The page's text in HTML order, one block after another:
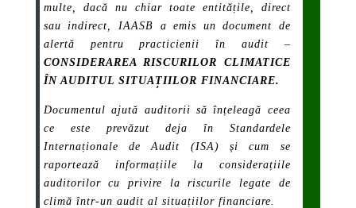
multe, dacă nu chiar toate entitățile, direct
sau indirect, IAASB a emis un document de
alertă pentru practicienii în audit –
CONSIDERAREA RISCURILOR CLIMATICE
ÎN AUDITUL SITUAȚIILOR FINANCIARE.
Documentul ajută auditorii să înțeleagă ceea
ce este prevăzut deja în Standardele
Internaționale de Audit (ISA) și cum se
raportează informațiile la considerațiile
auditorilor cu privire la riscurile legate de
climă într-un audit al situațiilor financiare.